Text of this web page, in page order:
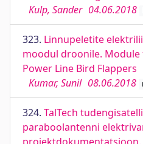
Kulp, Sander 04.06.2018
323. Linnupeletite
moodul droonile.
Power Line Bird Flappers
Kumar, Sunil 08.06.2018
324. TalTech
paraboolantenni